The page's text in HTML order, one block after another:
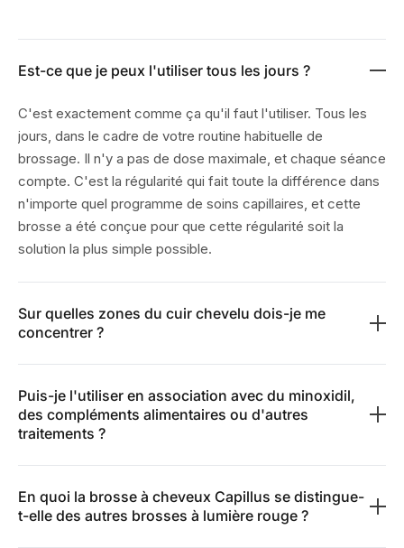
Est-ce que je peux l'utiliser tous les jours ?
C'est exactement comme ça qu'il faut l'utiliser. Tous les
jours, dans le cadre de votre routine habituelle de
brossage. Il n'y a pas de dose maximale, et chaque séance
compte. C'est la régularité qui fait toute la différence dans
n'importe quel programme de soins capillaires, et cette
brosse a été conçue pour que cette régularité soit la
solution la plus simple possible.
Sur quelles zones du cuir chevelu dois-je me
concentrer ?
de la tête, puis les tempes, les côtés et la racine des
cheveux. Effectuez des mouvements lents et superposés
pour permettre à la lumière d’agir pleinement. Si vous
souhaitez accorder une attention particulière à une zone
spécifique, passez-y un peu plus de temps. La plupart des
femmes privilégient le sommet de la tête et les tempes,
Puis-je l'utiliser en association avec du minoxidil,
des compléments alimentaires ou d'autres
traitements ?
traitements topiques ou oraux ; leurs mécanismes d'action
sont totalement différents. De nombreuses personnes
utilisent la brosse dans le cadre d'un protocole plus large.
En quoi la brosse à cheveux Capillus se distingue-
t-elle des autres brosses à lumière rouge ?